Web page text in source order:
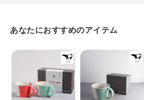
あなたにおすすめのアイテム